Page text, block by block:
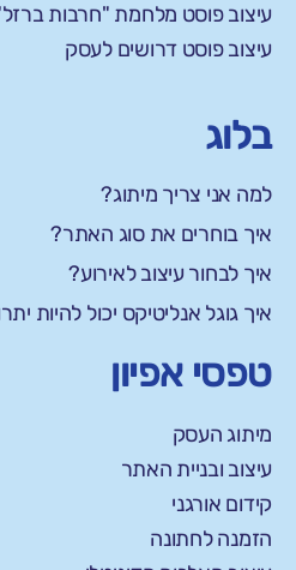
עיצוב פוסט מלחמת "חרבות
עיצוב פוסט דרושים לעסק
בלוג
למה אני צריך מיתוג?
איך בוחרים את סוג האתר?
איך לבחור עיצוב לאירוע?
איך גוגל אנליטיקס יכול להיות
טפסי אפיון
מיתוג העסק
עיצוב ובניית האתר
קידום אורגני
הזמנה לחתונה